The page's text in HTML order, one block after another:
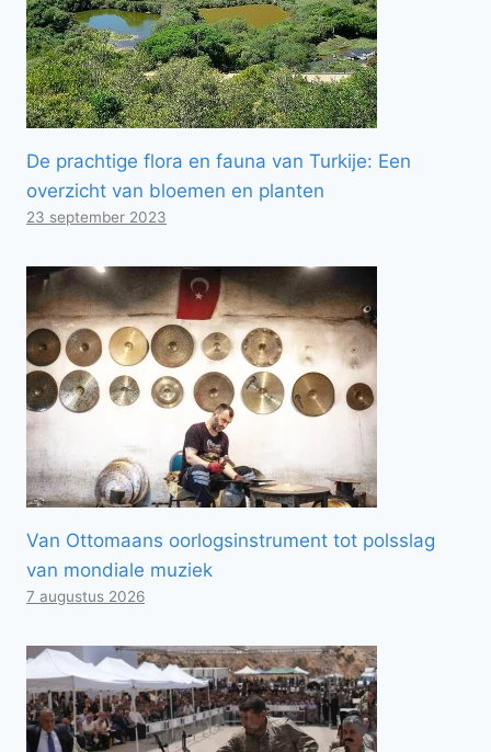
De prachtige flora en fauna van Turkije: Een
overzicht van bloemen en planten
23 september 2023
Van Ottomaans oorlogsinstrument tot polsslag
van mondiale muziek
7 augustus 2026